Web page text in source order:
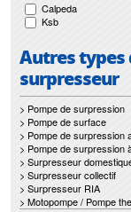
Calpeda
Ksb
Autres types
surpresseur
> Pompe de surpression
> Pompe de surface
> Pompe de surpression
> Pompe de surpression
> Surpresseur
> Surpresseur collectif
> Surpresseur RIA
> Motopompe / Pompe